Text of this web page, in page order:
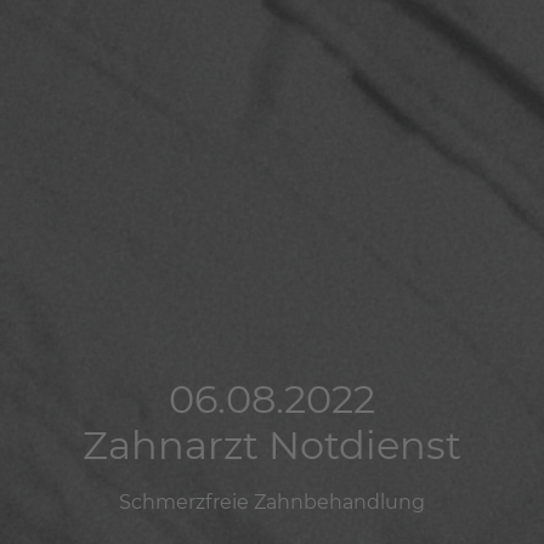
06.08.2022
Zahnarzt Notdienst
Schmerzfreie Zahnbehandlung
06.08.2022
Zahnarzt Notdienst
Schmerzfreie Zahnbehandlung
06.08.2022
Zahnarzt Notdienst
Schmerzfreie Zahnbehandlung